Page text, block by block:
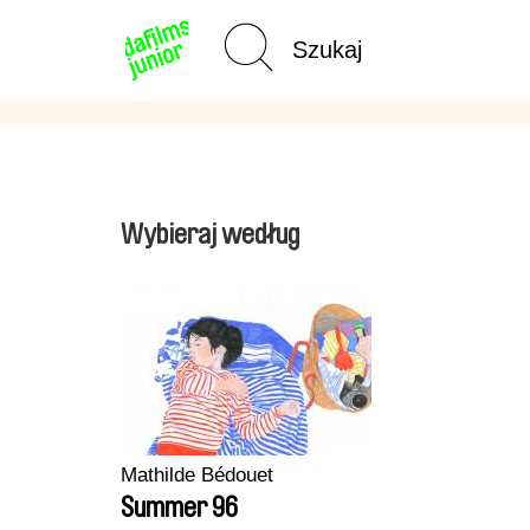
Strona
główna
Wybieraj według
Mathilde Bédouet
Summer 96